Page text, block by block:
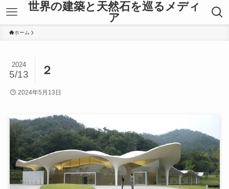
世界の建築と天然石を巡るメディ
ア
ホーム
２
2024
5/13
2024年5月13日